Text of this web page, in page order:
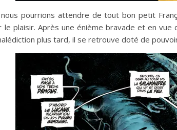
pourrions attendre de tout bon petit
plaisir. Après une énième bravade et en
plus tard, il se retrouve doté de